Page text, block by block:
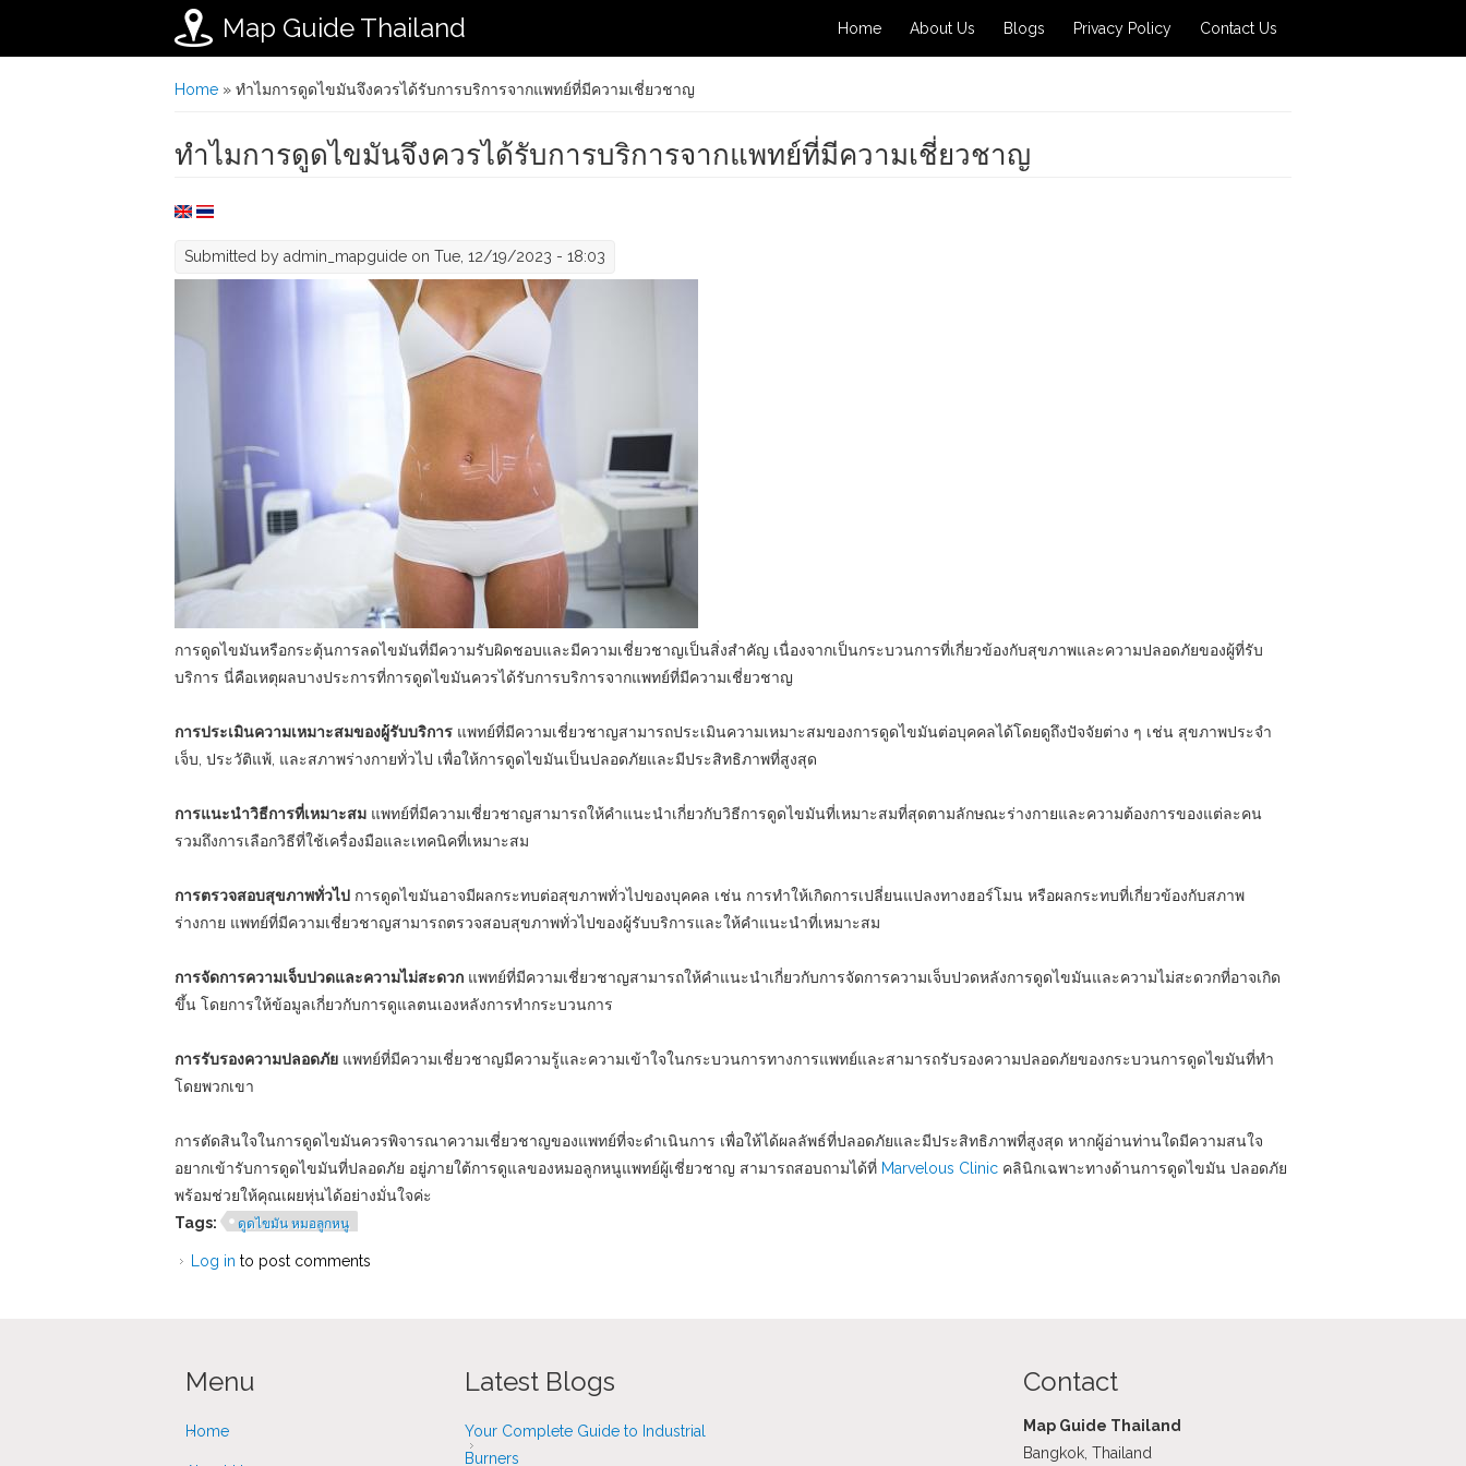
Map Guide Thailand Home About Us Blogs Privacy Policy Contact Us
You are here
Home » ทำไมการดูดไขมันจึงควรได้รับการบริการจากแพทย์ที่มีความเชี่ยวชาญ
ทำไมการดูดไขมันจึงควรได้รับการบริการจากแพทย์ที่มีความเชี่ยวชาญ
Submitted by admin_mapguide on Tue, 12/19/2023 - 18:03
การดูดไขมันหรือกระตุ้นการลดไขมันที่มีความรับผิดชอบและมีความเชี่ยวชาญเป็นสิ่งสำคัญ เนื่องจากเป็นกระบวนการที่เกี่ยวข้องกับสุขภาพและความปลอดภัยของผู้ที่รับ
บริการ นี่คือเหตุผลบางประการที่การดูดไขมันควรได้รับการบริการจากแพทย์ที่มีความเชี่ยวชาญ
การประเมินความเหมาะสมของผู้รับบริการ แพทย์ที่มีความเชี่ยวชาญสามารถประเมินความเหมาะสมของการดูดไขมันต่อบุคคลได้โดยดูถึงปัจจัยต่าง ๆ เช่น สุขภาพประจำ
เจ็บ, ประวัติแพ้, และสภาพร่างกายทั่วไป เพื่อให้การดูดไขมันเป็นปลอดภัยและมีประสิทธิภาพที่สูงสุด
การแนะนำวิธีการที่เหมาะสม แพทย์ที่มีความเชี่ยวชาญสามารถให้คำแนะนำเกี่ยวกับวิธีการดูดไขมันที่เหมาะสมที่สุดตามลักษณะร่างกายและความต้องการของแต่ละคน
รวมถึงการเลือกวิธีที่ใช้เครื่องมือและเทคนิคที่เหมาะสม
การตรวจสอบสุขภาพทั่วไป การดูดไขมันอาจมีผลกระทบต่อสุขภาพทั่วไปของบุคคล เช่น การทำให้เกิดการเปลี่ยนแปลงทางฮอร์โมน หรือผลกระทบที่เกี่ยวข้องกับสภาพ
ร่างกาย แพทย์ที่มีความเชี่ยวชาญสามารถตรวจสอบสุขภาพทั่วไปของผู้รับบริการและให้คำแนะนำที่เหมาะสม
การจัดการความเจ็บปวดและความไม่สะดวก แพทย์ที่มีความเชี่ยวชาญสามารถให้คำแนะนำเกี่ยวกับการจัดการความเจ็บปวดหลังการดูดไขมันและความไม่สะดวกที่อาจเกิด
ขึ้น โดยการให้ข้อมูลเกี่ยวกับการดูแลตนเองหลังการทำกระบวนการ
การรับรองความปลอดภัย แพทย์ที่มีความเชี่ยวชาญมีความรู้และความเข้าใจในกระบวนการทางการแพทย์และสามารถรับรองความปลอดภัยของกระบวนการดูดไขมันที่ทำ
โดยพวกเขา
การตัดสินใจในการดูดไขมันควรพิจารณาความเชี่ยวชาญของแพทย์ที่จะดำเนินการ เพื่อให้ได้ผลลัพธ์ที่ปลอดภัยและมีประสิทธิภาพที่สูงสุด หากผู้อ่านท่านใดมีความสนใจ
อยากเข้ารับการดูดไขมันที่ปลอดภัย อยู่ภายใต้การดูแลของหมอลูกหนูแพทย์ผู้เชี่ยวชาญ สามารถสอบถามได้ที่ Marvelous Clinic คลินิกเฉพาะทางด้านการดูดไขมัน ปลอดภัย
พร้อมช่วยให้คุณเผยหุ่นได้อย่างมั่นใจค่ะ
Tags:
ดูดไขมัน หมอลูกหนู
Log in to post comments
Menu
Home
Latest Blogs
Your Complete Guide to Industrial
Burners
Contact
Map Guide Thailand
Bangkok, Thailand